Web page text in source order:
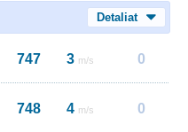
Detaliat
747 3 m/s 0
748 4 m/s 0